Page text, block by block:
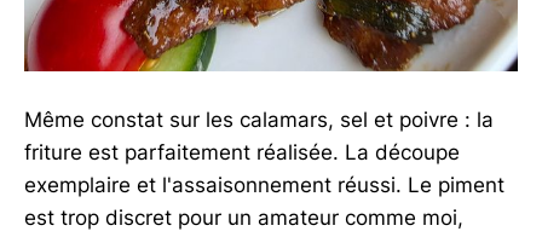
Même constat sur les calamars, sel et poivre : la
friture est parfaitement réalisée. La découpe
exemplaire et l'assaisonnement réussi. Le piment
est trop discret pour un amateur comme moi,